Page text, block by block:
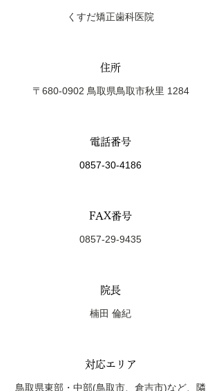
くすだ矯正歯科医院
住所
〒680-0902 鳥取県鳥取市秋里 1284
電話番号
0857-30-4186
FAX番号
0857-29-9435
院長
楠田 倫紀
対応エリア
鳥取県東部・中部(鳥取市、倉吉市)など、隣